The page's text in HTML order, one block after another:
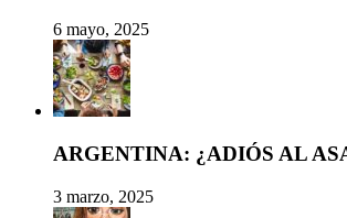
6 mayo, 2025
ARGENTINA: ¿ADIÓS AL
3 marzo, 2025